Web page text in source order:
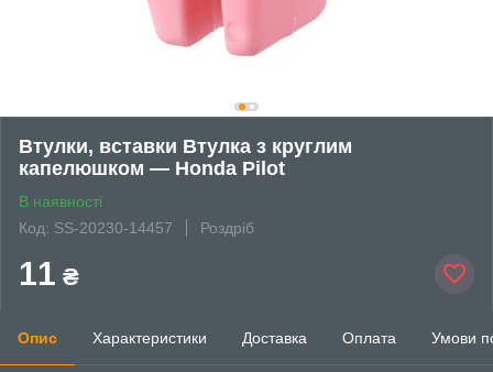
Втулки, вставки Втулка з круглим
капелюшком — Honda Pilot
В наявності
Код: SS-20230-14457
Роздріб
11 ₴
Опис Характеристики Доставка Оплата Умови